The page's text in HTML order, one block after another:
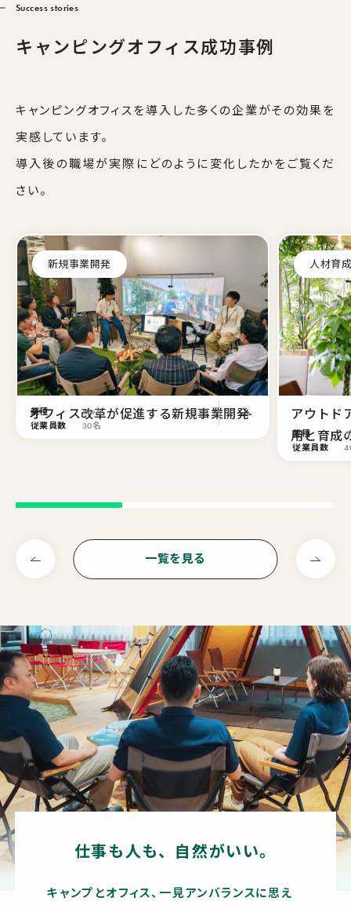
TEL086-243-3100
Success stories
キャンピングオフィス成功事例
キャンピングオフィスを導入した多くの企業がその効果を
実感しています。
導入後の職場が実際にどのように変化したかをご覧くだ
さい。
新規事業開発
オフィス改革が促進する新規事業開発
業種
Web
従業員数
30名
人材育
アウトド
用と育成
業種
従業員数
一覧を見る
仕事も人も、自然がいい。
キャンプとオフィス、一見アンバランスに思え